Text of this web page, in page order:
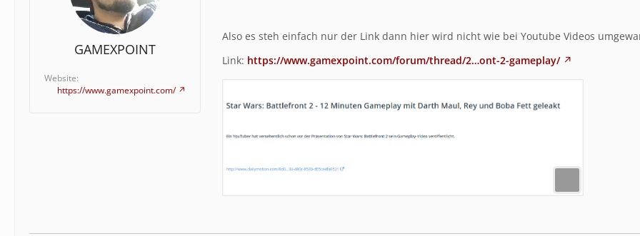
GAMEXPOINT
Website
https://www.gamexpoint.com/
Also es steh einfach nur der Link dann hier wird nicht wie bei Youtube Videos
Link: https://www.gamexpoint.com/forum/thread/2…ont-2-gameplay/